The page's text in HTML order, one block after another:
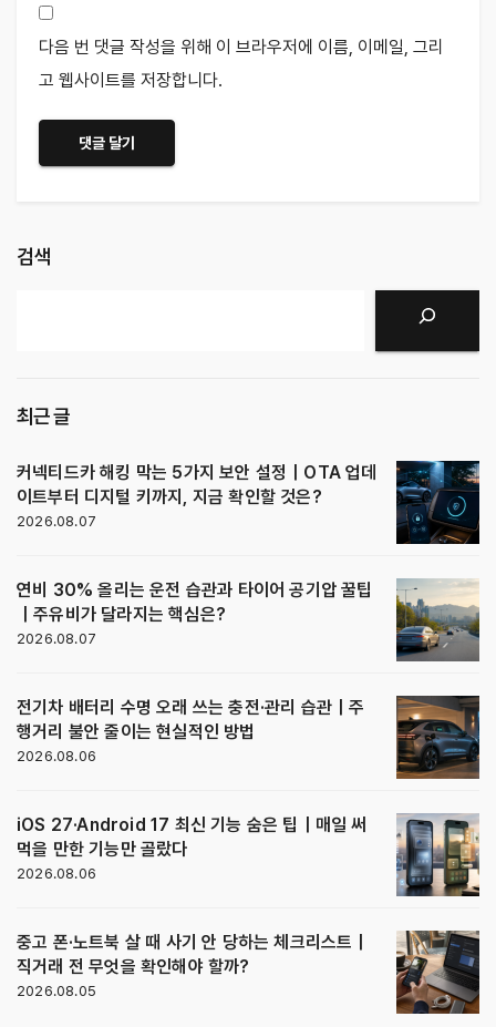
다음 번 댓글 작성을 위해 이 브라우저에 이름, 이메일, 그리
고 웹사이트를 저장합니다.
검색
최근 글
커넥티드카 해킹 막는 5가지 보안 설정｜OTA 업데
이트부터 디지털 키까지, 지금 확인할 것은?
2026.08.07
연비 30% 올리는 운전 습관과 타이어 공기압 꿀팁
｜주유비가 달라지는 핵심은?
2026.08.07
전기차 배터리 수명 오래 쓰는 충전·관리 습관｜주
행거리 불안 줄이는 현실적인 방법
2026.08.06
iOS 27·Android 17 최신 기능 숨은 팁｜매일 써
먹을 만한 기능만 골랐다
2026.08.06
중고 폰·노트북 살 때 사기 안 당하는 체크리스트｜
직거래 전 무엇을 확인해야 할까?
2026.08.05